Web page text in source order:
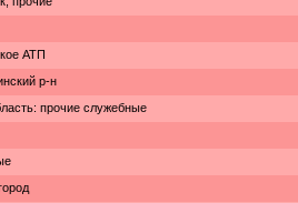
АТП
р-н
прочие служебные